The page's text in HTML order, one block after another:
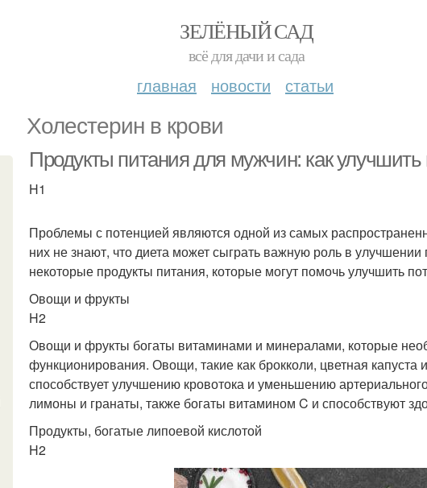
ЗЕЛЁНЫЙ САД
всё для дачи и сада
главная новости статьи
Холестерин в крови
Продукты питания для мужчин: как
H1
Проблемы с потенцией являются одной из самых
них не знают, что диета может сыграть важную роль в
некоторые продукты питания, которые могут помочь улучшить
Овощи и фрукты
H2
Овощи и фрукты богаты витаминами и минералами, которые
функционирования. Овощи, такие как брокколи, цветная
способствует улучшению кровотока и уменьшению
лимоны и гранаты, также богаты витамином C и способствуют
Продукты, богатые липоевой кислотой
H2